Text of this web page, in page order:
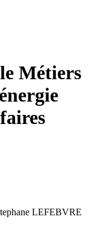
Métiers
LEFEBVRE